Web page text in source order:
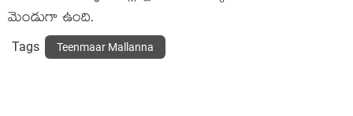
మెండుగా ఉంది.
Tags Teenmaar Mallanna